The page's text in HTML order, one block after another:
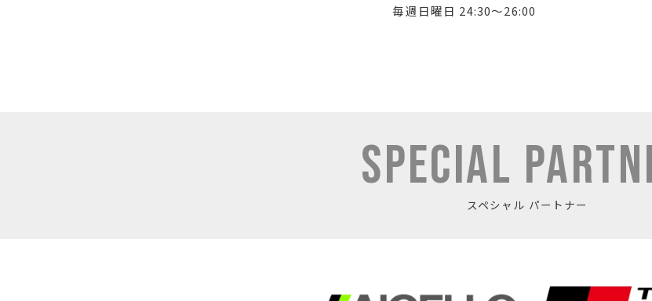
毎週日曜日 24:30〜26:00
SPECIAL
スペシャル パートナー